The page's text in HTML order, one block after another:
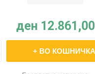
ден 12.861,00